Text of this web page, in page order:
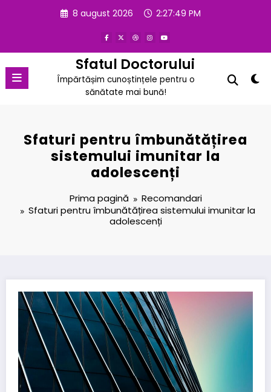
8 august 2026 2:27:49 PM
Sfatul Doctorului
Împărtășim cunoștințele pentru o
sănătate mai bună!
Sfaturi pentru îmbunătățirea
sistemului imunitar la
adolescenți
Prima pagină
Recomandari
Sfaturi pentru îmbunătățirea sistemului imunitar la
adolescenți